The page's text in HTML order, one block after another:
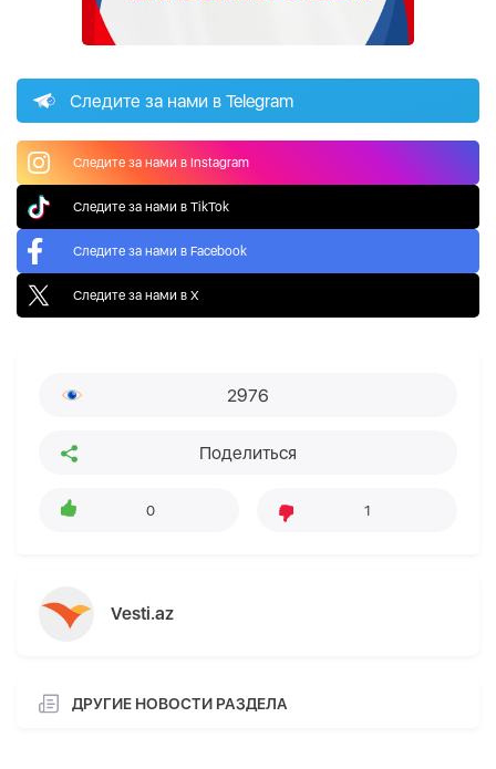
Следите за нами в Telegram
Следите за нами в Instagram
Следите за нами в TikTok
Следите за нами в Facebook
Следите за нами в X
2976
Поделиться
0 1
Vesti.az
ДРУГИЕ НОВОСТИ РАЗДЕЛА